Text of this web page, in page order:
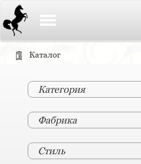
Каталог
Категория
Фабрика
Стиль